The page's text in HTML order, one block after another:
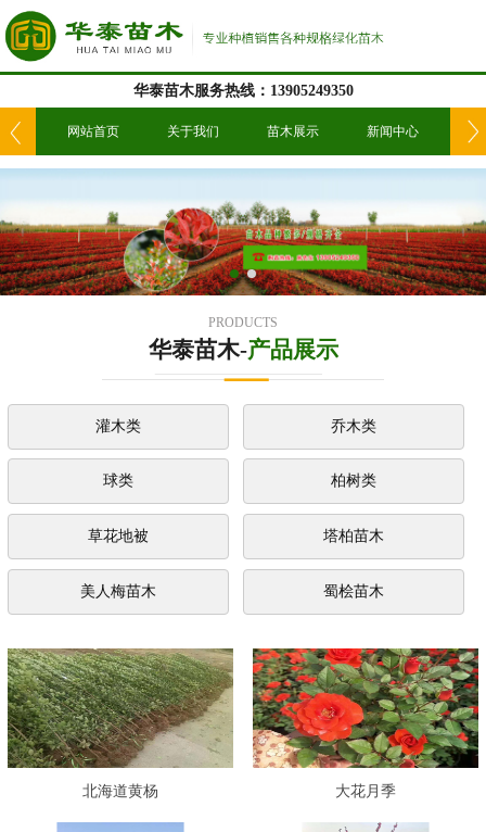
华泰苗木服务热线：13905249350
们 网站首页 关于我们 苗木展示 新闻中心 工
PRODUCTS
华泰苗木-产品展示
灌木类 乔木类
球类 柏树类
草花地被 塔柏苗木
美人梅苗木 蜀桧苗木
北海道黄杨 大花月季